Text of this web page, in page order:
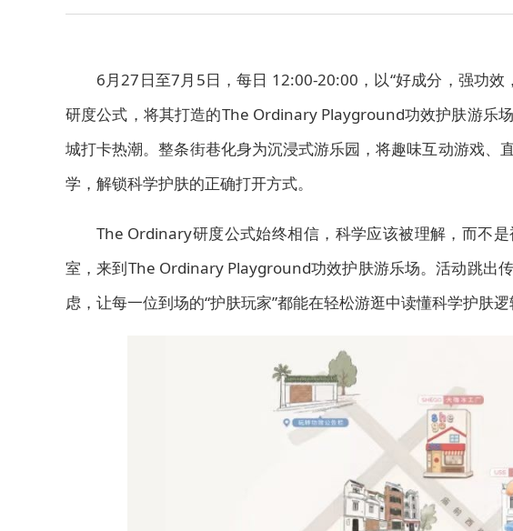
6月27日至7月5日，每日 12:00-20:00，以“好成分，强功
研度公式，将其打造的The Ordinary Playground功效护肤游乐
城打卡热潮。整条街巷化身为沉浸式游乐园，将趣味互动游戏、
学，解锁科学护肤的正确打开方式。
The Ordinary研度公式始终相信，科学应该被理解，而不
室，来到The Ordinary Playground功效护肤游乐场。活动跳出
虑，让每一位到场的“护肤玩家”都能在轻松游逛中读懂科学护肤逻